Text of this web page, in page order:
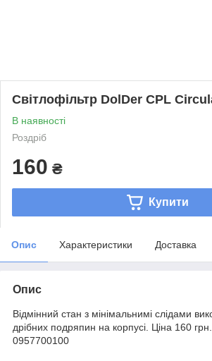
Світлофільтр DolDer CPL
В наявності
Роздріб
160 ₴
Купити
Опис Характеристики Доставка
Опис
Відмінний стан з мінімальнимі слідами
дрібних подряпин на корпусі. Ціна 160
0957700100